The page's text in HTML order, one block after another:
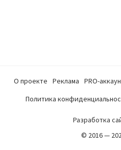
О проекте Реклама PRO-
Политика
Разработка
© 2016 —